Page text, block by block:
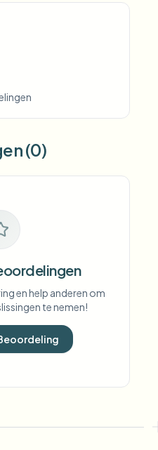
(0)
en help anderen om
te nemen!